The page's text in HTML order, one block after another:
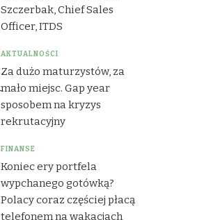
Szczerbak, Chief Sales
Officer, ITDS
AKTUALNOŚCI
Za dużo maturzystów, za
mało miejsc. Gap year
sposobem na kryzys
rekrutacyjny
FINANSE
Koniec ery portfela
wypchanego gotówką?
Polacy coraz częściej płacą
telefonem na wakacjach